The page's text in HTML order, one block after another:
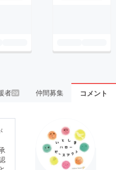
者 29 仲間募集 コメント